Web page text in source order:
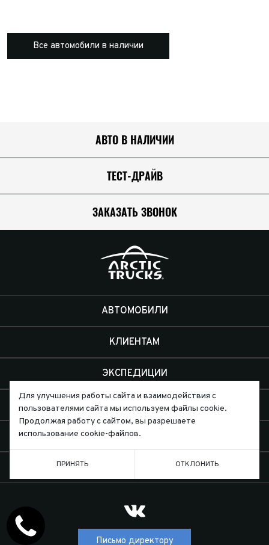
Все автомобили в наличии
АВТО В НАЛИЧИИ
ТЕСТ-ДРАЙВ
ЗАКАЗАТЬ ЗВОНОК
АВТОМОБИЛИ
КЛИЕНТАМ
ЭКСПЕДИЦИИ
ДИЛЕРЫ
О КОМПАНИИ
Письмо директору
Для улучшения работы сайта и взаимодействия с
пользователями сайта мы используем файлы cookie.
Продолжая работу с сайтом, вы разрешаете
использование cookie-файлов.
ПРИНЯТЬ ОТКЛОНИТЬ